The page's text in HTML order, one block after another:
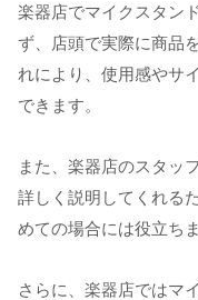
楽器店でマイクスタン
ず、店頭で実際に商品
れにより、使用感やサ
できます。
また、楽器店のスタッ
詳しく説明してくれる
めての場合には役立ちま
さらに、楽器店ではマ